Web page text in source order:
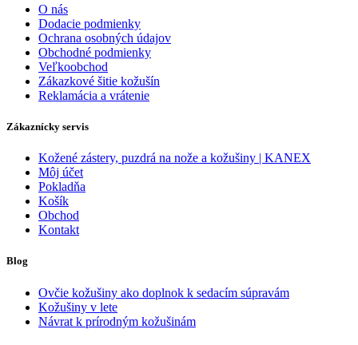
O nás
Dodacie podmienky
Ochrana osobných údajov
Obchodné podmienky
Veľkoobchod
Zákazkové šitie kožušín
Reklamácia a vrátenie
Zákaznícky servis
Kožené zástery, puzdrá na nože a kožušiny | KANEX
Môj účet
Pokladňa
Košík
Obchod
Kontakt
Blog
Ovčie kožušiny ako doplnok k sedacím súpravám
Kožušiny v lete
Návrat k prírodným kožušinám